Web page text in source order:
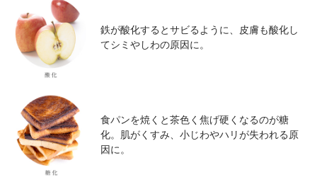
鉄が酸化するとサビるように、皮膚も酸化し
てシミやしわの原因に。
食パンを焼くと茶色く焦げ硬くなるのが糖
化。肌がくすみ、小じわやハリが失われる原
因に。